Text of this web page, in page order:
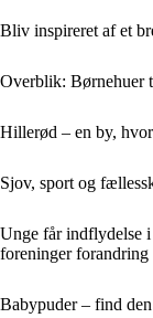
Bliv inspireret af et
Overblik: Børnehuer
Hillerød – en by,
Sjov, sport og
Unge får indflydelse
foreninger forandring
Babypuder – find